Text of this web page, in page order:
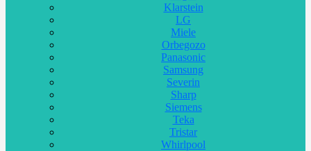
Klarstein
LG
Miele
Orbegozo
Panasonic
Samsung
Severin
Sharp
Siemens
Teka
Tristar
Whirlpool